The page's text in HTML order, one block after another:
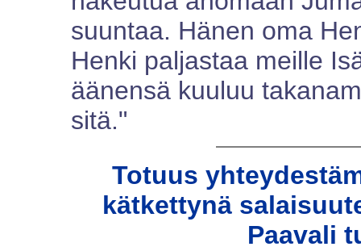
suuntaa. Hänen oma
Henki paljastaa meille
äänensä kuuluu
sitä."
Totuus
kätkettynä
Paavali